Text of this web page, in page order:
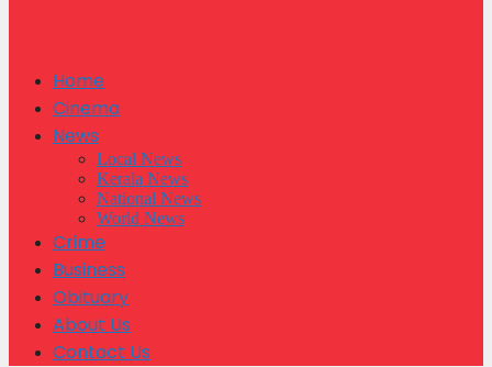
Home
Cinema
News
Local News
Kerala News
National News
World News
Crime
Business
Obituary
About Us
Contact Us